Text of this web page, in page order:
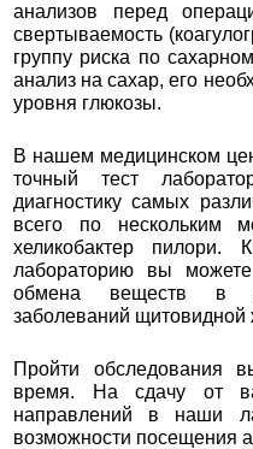
анализов перед
свертываемость
группу риска по
анализ на сахар, его
уровня глюкозы.
В нашем медицинском
точный тест
диагностику самых
всего по нескольким
хеликобактер пилори.
лабораторию вы
обмена веществ в
заболеваний щитовидной
Пройти обследования
время. На сдачу от
направлений в наши
возможности посещения